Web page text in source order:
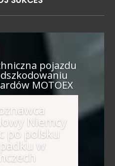
pojazdu
MOTOEX
Niemcy
po polsku
w